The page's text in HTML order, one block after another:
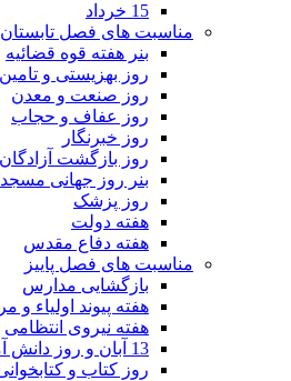
15 خرداد
مناسبت های فصل تابستان
بنر هفته قوه قضائیه
روز بهزیستی و
روز صنعت و معدن
روز عفاف و حجاب
روز خبرنگار
روز بازگشت آزادگان
بنر روز جهانی مسجد
روز پزشک
هفته دولت
هفته دفاع مقدس
مناسبت های فصل پاییز
بازگشایی مدارس
هفته پیوند اولیاء و
هفته نیروی انتظامی
13 آبان و روز دانش آموز
روز کتاب و